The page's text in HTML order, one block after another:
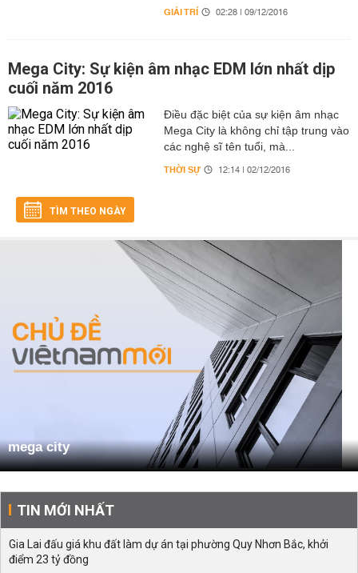
GIẢI TRÍ 02:28 | 09/12/2016
Mega City: Sự kiện âm nhạc EDM lớn nhất dịp
cuối năm 2016
Điều đặc biệt của sự kiện âm nhạc
Mega City là không chỉ tập trung vào
các nghệ sĩ tên tuổi, mà...
THỜI SỰ 12:14 | 02/12/2016
TÌM THEO NGÀY
mega city
TIN MỚI NHẤT
Gia Lai đấu giá khu đất làm dự án tại phường Quy Nhơn Bắc, khởi
điểm 23 tỷ đồng